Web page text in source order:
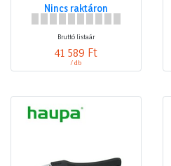
Nincs raktáron
Bruttó listaár
41 589 Ft
/ db